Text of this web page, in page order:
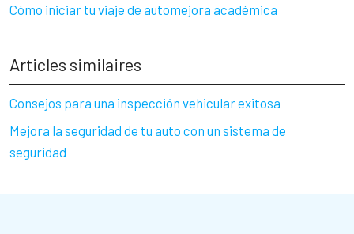
Cómo iniciar tu viaje de automejora académica
Articles similaires
Consejos para una inspección vehicular exitosa
Mejora la seguridad de tu auto con un sistema de
seguridad